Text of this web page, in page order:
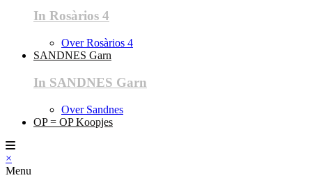
In Rosàrios 4
Over Rosàrios 4
SANDNES Garn
In SANDNES Garn
Over Sandnes
OP = OP Koopjes
×
Menu